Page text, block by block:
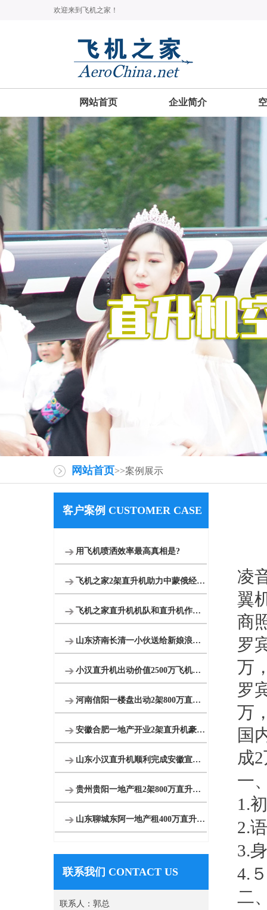
欢迎来到飞机之家！
网站首页 企业简介
网站首页>>案例展示
客户案例 CUSTOMER CASE
用飞机喷洒效率最高真相是?
飞机之家2架直升机助力中蒙俄经贸合作
飞机之家直升机机队和直升机作业运输车辆
山东济南长清一小伙送给新娘浪漫空中婚礼
小汉直升机出动价值2500万飞机完成2次马拉松直升机航拍直播
河南信阳一楼盘出动2架800万直升机空中看房
安徽合肥一地产开业2架直升机豪车助阵
山东小汉直升机顺利完成安徽宣城直升机航测作业
贵州贵阳一地产租2架800万直升机空中看房
山东聊城东阿一地产租400万直升机看房
联系我们 CONTACT US
联系人：郭总
凌
翼
商
罗
万
罗
万
国
成2
一
1.
2.
3.
4.
二